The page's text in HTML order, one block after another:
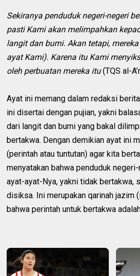
Sekiranya penduduk negeri-negeri
pasti Kami akan melimpahkan
langit dan bumi. Akan tetapi,
ayat Kami). Karena itu Kami
oleh perbuatan mereka itu(TQS al-
Ayat ini memang dalam redaksi
ini disertai dengan pujian, yakni
dari langit dan bumi yang bakal
bertakwa. Dengan demikian ayat ini
(perintah atau tuntutan) agar kita
menyatakan bahwa penduduk
ayat-ayat-Nya, yakni tidak bertakwa,
disiksa. Ini merupakan qarinah jazim
bahwa perintah untuk bertakwa